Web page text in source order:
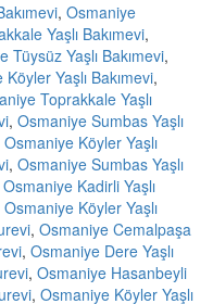
, Osmaniye
Yaşlı Bakımevi,
Tüysüz Yaşlı Bakımevi,
Yaşlı Bakımevi,
Toprakkale Yaşlı
, Osmaniye Sumbas Yaşlı
Osmaniye Köyler Yaşlı
, Osmaniye Sumbas Yaşlı
Osmaniye Kadirli Yaşlı
Osmaniye Köyler Yaşlı
, Osmaniye Cemalpaşa
, Osmaniye Dere Yaşlı
, Osmaniye Hasanbeyli
, Osmaniye Köyler Yaşlı